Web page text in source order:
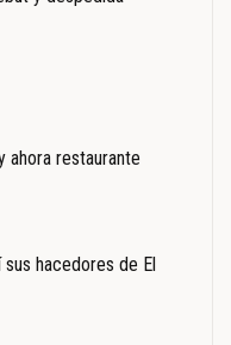
ahora restaurante
hacedores de El